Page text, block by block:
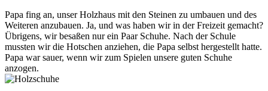
Papa fing an, unser Holzhaus mit den Steinen zu umbauen und des
Weiteren anzubauen. Ja, und was haben wir in der Freizeit gemacht?
Übrigens, wir besaßen nur ein Paar Schuhe. Nach der Schule
mussten wir die Hotschen anziehen, die Papa selbst hergestellt hatte.
Papa war sauer, wenn wir zum Spielen unsere guten Schuhe
anzogen.